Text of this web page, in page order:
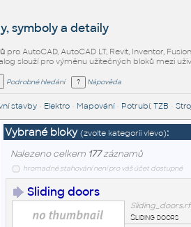
symboly a detaily
pro AutoCAD, AutoCAD LT, Revit, Inventor,
slouží pro výměnu užitečných bloků mezi
Podrobné hledání Nápověda
stavby• Elektro• Mapování• Potrubí, TZB •
Vybrané bloky (zvolte kategorii vlevo):
Nalezeno celkem 177záznamů
hromadné stahování není pro váš účet dostupné
Sliding doors
Sliding doors